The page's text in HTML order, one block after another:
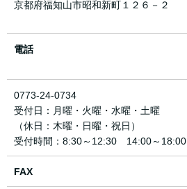
京都府福知山市昭和新町１２６－２
電話
0773-24-0734
受付日：月曜・火曜・水曜・土曜
（休日：木曜・日曜・祝日）
受付時間：8:30～12:30 14:00～18:00
FAX